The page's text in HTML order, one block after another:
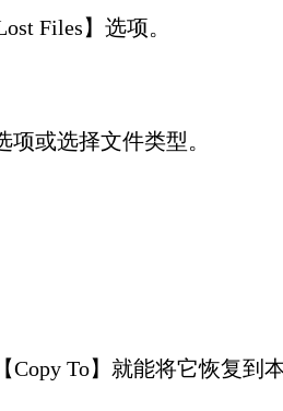
Files】选项。
或选择文件类型。
To】就能将它恢复到本